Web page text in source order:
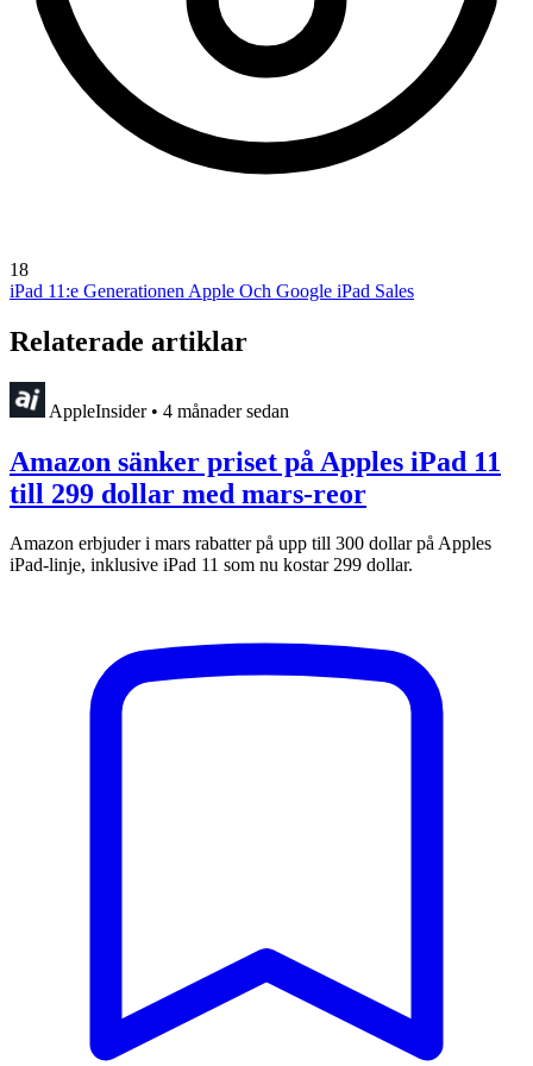
18
iPad 11:e Generationen Apple Och Google iPad Sales
Relaterade artiklar
AppleInsider • 4 månader sedan
Amazon sänker priset på Apples iPad 11
till 299 dollar med mars-reor
Amazon erbjuder i mars rabatter på upp till 300 dollar på Apples
iPad-linje, inklusive iPad 11 som nu kostar 299 dollar.